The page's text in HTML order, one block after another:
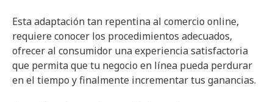
Esta adaptación tan repentina al comercio online,
requiere conocer los procedimientos adecuados,
ofrecer al consumidor una experiencia satisfactoria
que permita que tu negocio en línea pueda perdurar
en el tiempo y finalmente incrementar tus ganancias.